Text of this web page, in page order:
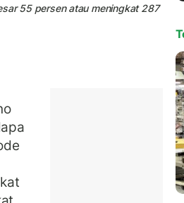
55 persen atau meningkat 287